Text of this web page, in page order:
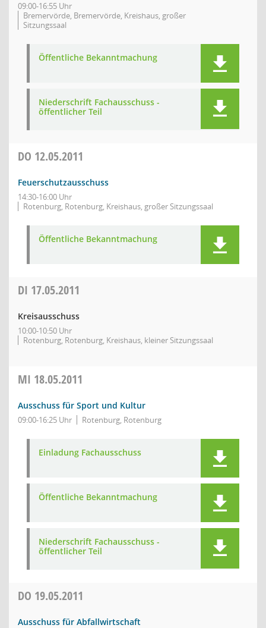
09:00-16:55 Uhr
Bremervörde, Bremervörde, Kreishaus, großer
Sitzungssaal
Öffentliche Bekanntmachung
Niederschrift Fachausschuss -
öffentlicher Teil
DO 12.05.2011
Feuerschutzausschuss
14:30-16:00 Uhr
Rotenburg, Rotenburg, Kreishaus, großer Sitzungssaal
Öffentliche Bekanntmachung
DI 17.05.2011
Kreisausschuss
10:00-10:50 Uhr
Rotenburg, Rotenburg, Kreishaus, kleiner Sitzungssaal
MI 18.05.2011
Ausschuss für Sport und Kultur
09:00-16:25 Uhr Rotenburg, Rotenburg
Einladung Fachausschuss
Öffentliche Bekanntmachung
Niederschrift Fachausschuss -
öffentlicher Teil
DO 19.05.2011
Ausschuss für Abfallwirtschaft